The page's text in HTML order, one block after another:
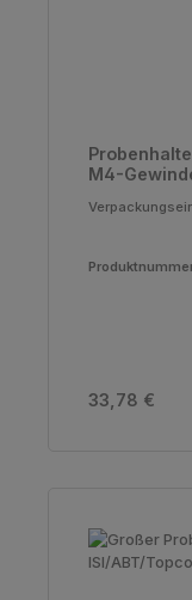
M4-
Regulärer
33,78 €